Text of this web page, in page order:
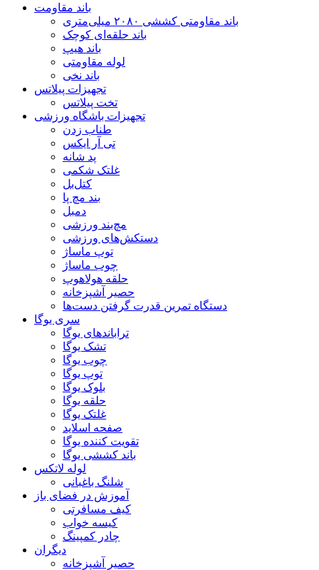
باند مقاومت
باند مقاومتی کششی ۲۰۸۰ میلی‌متری
باند حلقه‌ای کوچک
باند هیپ
لوله مقاومتی
باند نخی
تجهیزات پیلاتس
تخت پیلاتس
تجهیزات باشگاه ورزشی
طناب زدن
تی آر ایکس
پد شانه
غلتک شکمی
کتل‌بل
بند مچ پا
دمبل
مچ‌بند ورزشی
دستکش‌های ورزشی
توپ ماساژ
چوب ماساژ
حلقه هولاهوپ
حصیر آشپزخانه
دستگاه تمرین قدرت گرفتن دست‌ها
سری یوگا
تراباندهای یوگا
تشک یوگا
چوب یوگا
توپ یوگا
بلوک یوگا
حلقه یوگا
غلتک یوگا
صفحه اسلاید
تقویت کننده یوگا
باند کششی یوگا
لوله لاتکس
شلنگ باغبانی
آموزش در فضای باز
کیف مسافرتی
کیسه خواب
چادر کمپینگ
دیگران
حصیر آشپزخانه